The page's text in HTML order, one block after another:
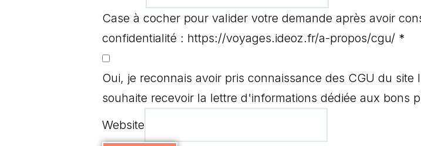
Case à cocher pour valider votre demande après avoir
confidentialité : https://voyages.ideoz.fr/a-propos/cgu/ *
Oui, je reconnais avoir pris connaissance des CGU du site
souhaite recevoir la lettre d'informations dédiée aux bons
Website